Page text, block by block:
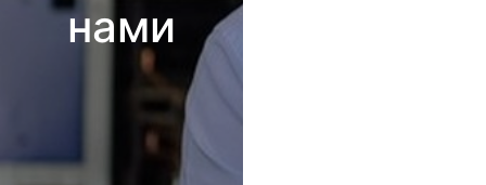
нами